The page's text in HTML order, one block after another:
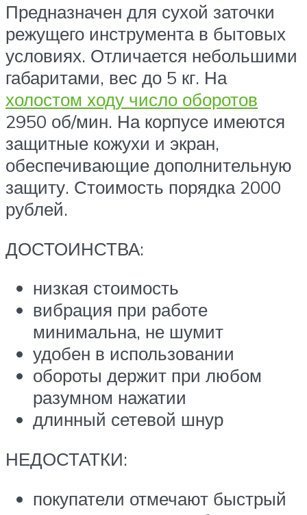
Предназначен для сухой заточки
режущего инструмента в бытовых
условиях. Отличается небольшими
габаритами, вес до 5 кг. На
холостом ходу число оборотов
2950 об/мин. На корпусе имеются
защитные кожухи и экран,
обеспечивающие дополнительную
защиту. Стоимость порядка 2000
рублей.
ДОСТОИНСТВА:
низкая стоимость
вибрация при работе
минимальна, не шумит
удобен в использовании
обороты держит при любом
разумном нажатии
длинный сетевой шнур
НЕДОСТАТКИ:
покупатели отмечают быстрый